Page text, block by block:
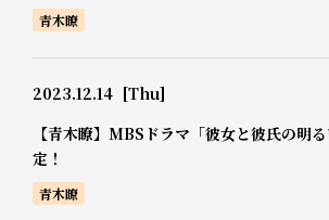
青木瞭
2023.12.14 [Thu]
【青木瞭】MBSドラマ「彼女と彼氏の明
定！
青木瞭